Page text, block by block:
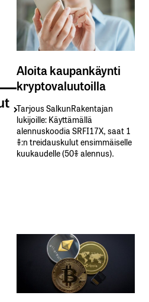
Aloita kaupankäynti
kryptovaluutoilla
Tarjous SalkunRakentajan
lukijoille: Käyttämällä​ ​
alennuskoodia​ ​SRFI17X,​ ​saat​ ​1
%:n treidauskulut​ ​ensimmäiselle​ ​
kuukaudelle​ ​(50%​ ​alennus).